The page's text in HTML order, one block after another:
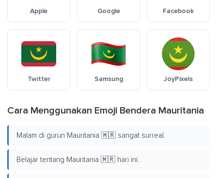
Apple Google Facebook
Twitter Samsung JoyPixels
Cara Menggunakan Emoji Bendera Mauritania
Malam di gurun Mauritania 🇲🇷 sangat surreal.
Belajar tentang Mauritania 🇲🇷 hari ini.